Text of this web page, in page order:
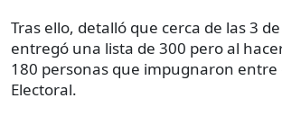
Tras ello, detalló que cerca de las 3
entregó una lista de 300 pero al
180 personas que impugnaron entre
Electoral.